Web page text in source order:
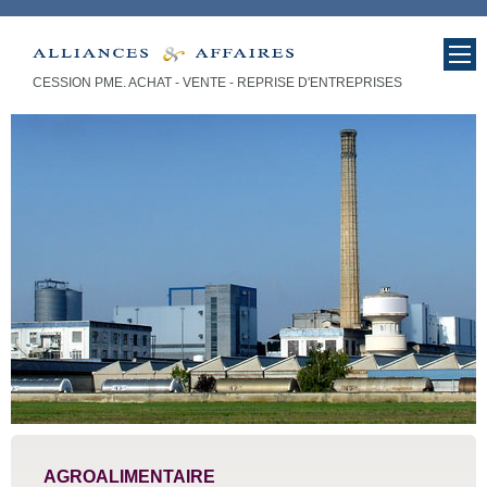
cession entreprise - vente PME,
entreprise : Affaires
CESSION PME. ACHAT - VENTE - REPRISE D'ENTREPRISES
AGROALIMENTAIRE